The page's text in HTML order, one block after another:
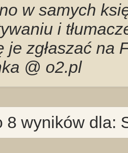
w samych
i
je zgłaszać na
@ o2.pl
8 wyników dla: